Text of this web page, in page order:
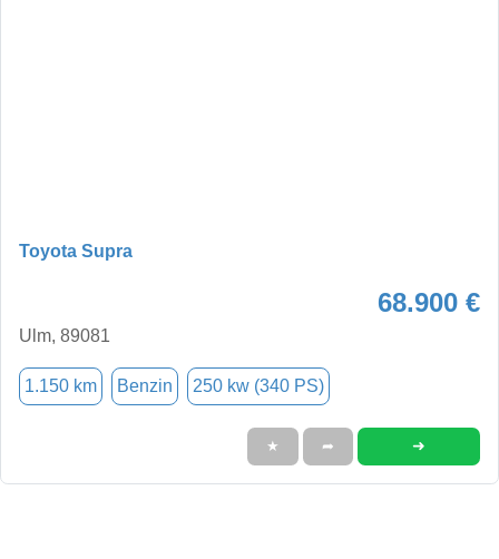
Toyota Supra
68.900 €
Ulm, 89081
1.150 km Benzin 250 kw (340 PS)
★ ➦ ➜